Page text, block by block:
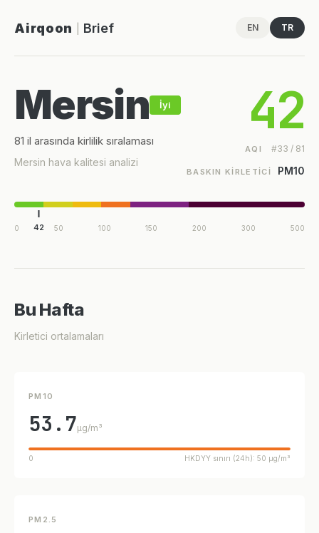
Airqoon Brief EN TR
Mersin İyi
81 il arasında kirlilik sıralaması
Mersin hava kalitesi analizi
42
AQI #33 / 81
BASKIN KIRLETICI PM10
42
0 50 100 150 200 300 500
Bu Hafta
Kirletici ortalamaları
PM10
53.7µg/m³
0 HKDYY sınırı (24h): 50 µg/m³
PM2.5